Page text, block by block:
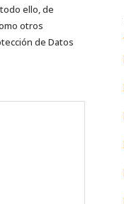
ello, de
otros
de Datos